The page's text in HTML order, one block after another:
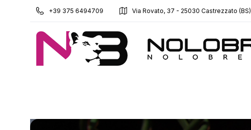
+39 375 6494709 Via Rovato, 37 - 25030 Castrezzato (BS)